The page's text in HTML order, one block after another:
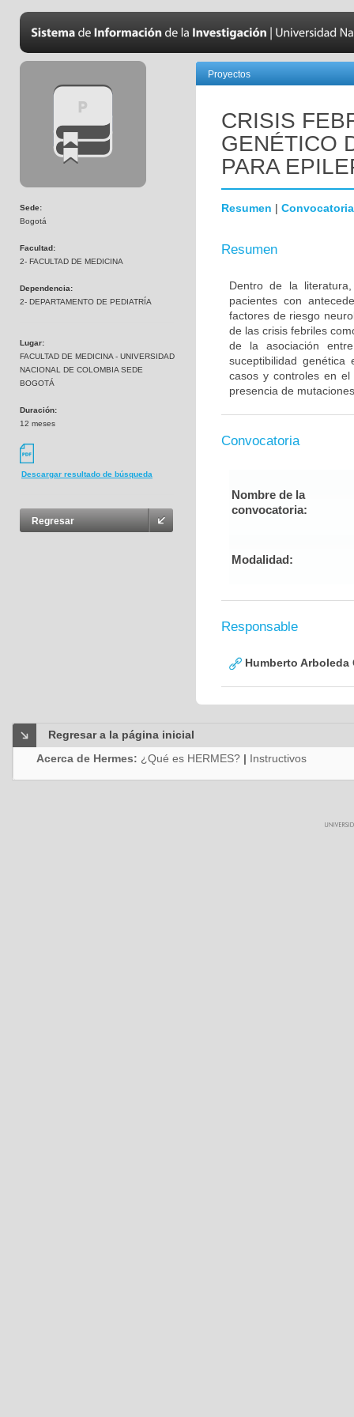
Sede:
Bogotá
Facultad:
2- FACULTAD DE MEDICINA
Dependencia:
2- DEPARTAMENTO DE PEDIATRÍA
Lugar:
FACULTAD DE MEDICINA - UNIVERSIDAD
NACIONAL DE COLOMBIA SEDE
BOGOTÁ
Duración:
12 meses
Descargar resultado de búsqueda
Regresar
Proyectos
CRISIS
GENÉTICO
PARA
Resumen | Convocatoria
Resumen
Dentro de la
pacientes con
factores de riesgo
de las crisis febriles
de la asociación
suceptibilidad
casos y controles en
presencia de
Convocatoria
Nombre de la
convocatoria:
Modalidad:
Responsable
Humberto Arboleda
Regresar a la página inicial
Acerca de Hermes: ¿Qué es HERMES? | Instructivos